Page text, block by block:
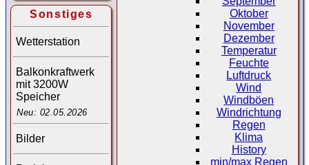
Sonstiges
Wetterstation
Balkonkraftwerk
mit 3200W
Speicher
Neu: 02.05.2026
Bilder
Oktober
November
Dezember
Temperatur
Feuchte
Luftdruck
Wind
Windböen
Windrichtung
Regen
Klima
History
min/max Regen